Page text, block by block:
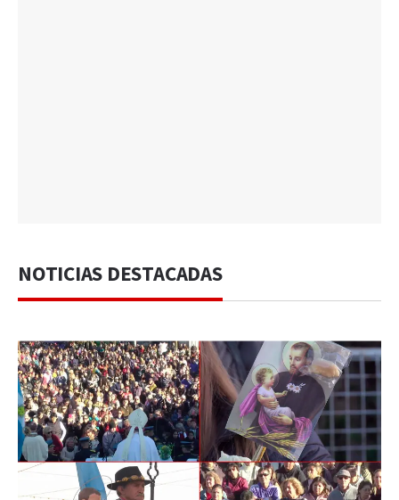
NOTICIAS DESTACADAS